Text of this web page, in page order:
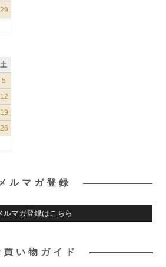
29
土
5
12
19
26
ルマガ登録
ルマガ登録はこちら
買い物ガイド